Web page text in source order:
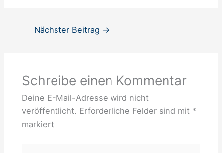
Nächster Beitrag →
Schreibe einen Kommentar
Deine E-Mail-Adresse wird nicht
veröffentlicht. Erforderliche Felder sind mit *
markiert